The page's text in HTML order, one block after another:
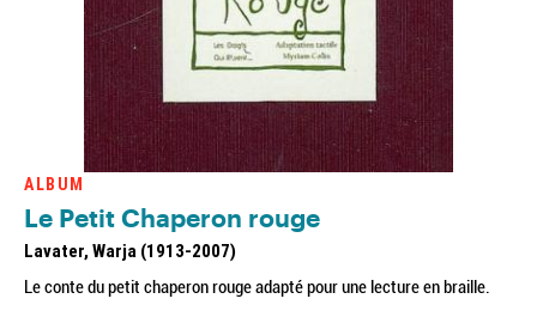
ALBUM
Le Petit Chaperon rouge
Lavater, Warja (1913-2007)
Le conte du petit chaperon rouge adapté pour une lecture en braille.